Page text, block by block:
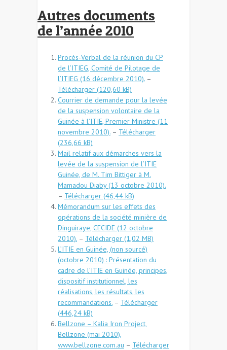
Autres documents
de l’année 2010
Procès-Verbal de la réunion du CP
de l’ITIEG, Comité de Pilotage de
l’ITIEG (16 décembre 2010). –
Télécharger
Courrier de demande pour la levée
de la suspension volontaire de la
Guinée à l’ITIE, Premier Ministre (11
novembre 2010). – Télécharger
Mail relatif aux démarches vers la
levée de la suspension de l’ITIE
Guinée, de M. Tim Bittiger à M.
Mamadou Diaby (13 octobre 2010).
– Télécharger
Mémorandum sur les effets des
opérations de la société minière de
Dinguiraye, CECIDE (12 octobre
2010). – Télécharger
L’ITIE en Guinée, (non sourcé)
(octobre 2010) : Présentation du
cadre de l’ITIE en Guinée, principes,
dispositif institutionnel, les
réalisations, les résultats, les
recommandations. – Télécharger
Bellzone – Kalia Iron Project,
Bellzone (mai 2010),
www.bellzone.com.au – Télécharger